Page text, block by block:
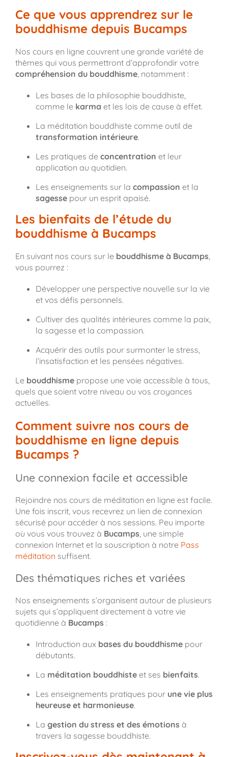
Ce que vous apprendrez sur le
bouddhisme depuis Bucamps
Nos cours en ligne couvrent une grande variété de
thèmes qui vous permettront d’approfondir votre
compréhension du bouddhisme, notamment :
Les bases de la philosophie bouddhiste,
comme le karma et les lois de cause à effet.
La méditation bouddhiste comme outil de
transformation intérieure.
Les pratiques de concentration et leur
application au quotidien.
Les enseignements sur la compassion et la
sagessepour un esprit apaisé.
Les bienfaits de l’étude du
bouddhisme à Bucamps
En suivant nos cours sur le bouddhisme à Bucamps,
vous pourrez :
Développer une perspective nouvelle sur la vie
et vos défis personnels.
Cultiver des qualités intérieures comme la paix,
la sagesse et la compassion.
Acquérir des outils pour surmonter le stress,
l’insatisfaction et les pensées négatives.
Le bouddhismepropose une voie accessible à tous,
quels que soient votre niveau ou vos croyances
actuelles.
Comment suivre nos cours de
bouddhisme en ligne depuis
Bucamps ?
Une connexion facile et accessible
Rejoindre nos cours de méditation en ligne est facile.
Une fois inscrit, vous recevrez un lien de connexion
sécurisé pour accéder à nos sessions. Peu importe
où vous vous trouvez à Bucamps, une simple
connexion Internet et la souscription à notre Pass
méditation suffisent.
Des thématiques riches et variées
Nos enseignements s’organisent autour de plusieurs
sujets qui s’appliquent directement à votre vie
quotidienne à Bucamps :
Introduction aux bases du bouddhismepour
débutants.
La méditation bouddhisteet ses bienfaits.
Les enseignements pratiques pour une vie plus
heureuse et harmonieuse.
La gestion du stress et des émotions à
travers la sagesse bouddhiste.